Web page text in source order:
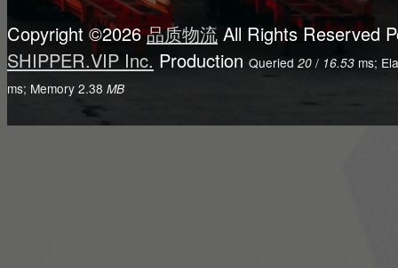
Copyright ©2026品质物流 All Rights Reserved
SHIPPER.VIP Inc. Production Queried20 / 16.53 ms;
ms; Memory 2.38 MB